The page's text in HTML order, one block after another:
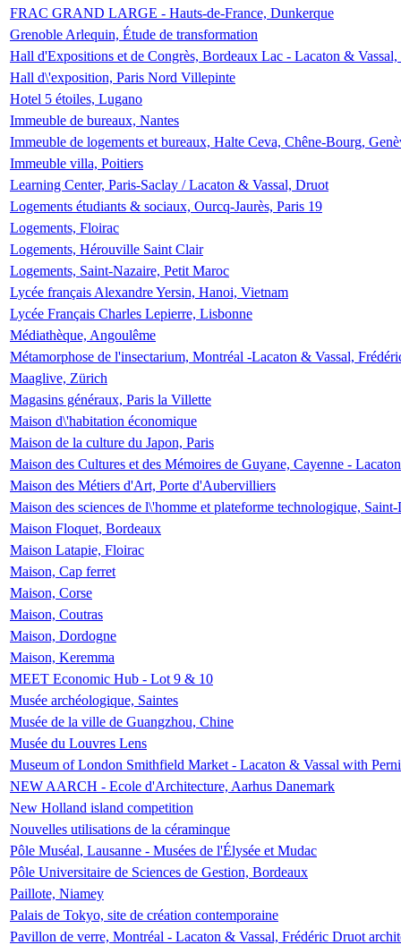
FRAC GRAND LARGE - Hauts-de-France, Dunkerque
Grenoble Arlequin, Étude de transformation
Hall d'Expositions et de Congrès, Bordeaux Lac - Lacaton &
Hall d\'exposition, Paris Nord Villepinte
Hotel 5 étoiles, Lugano
Immeuble de bureaux, Nantes
Immeuble de logements et bureaux, Halte Ceva, Chêne-Bourg,
Immeuble villa, Poitiers
Learning Center, Paris-Saclay / Lacaton & Vassal, Druot
Logements étudiants & sociaux, Ourcq-Jaurès, Paris 19
Logements, Floirac
Logements, Hérouville Saint Clair
Logements, Saint-Nazaire, Petit Maroc
Lycée français Alexandre Yersin, Hanoi, Vietnam
Lycée Français Charles Lepierre, Lisbonne
Médiathèque, Angoulême
Métamorphose de l'insectarium, Montréal -Lacaton & Vassal,
Maaglive, Zürich
Magasins généraux, Paris la Villette
Maison d\'habitation économique
Maison de la culture du Japon, Paris
Maison des Cultures et des Mémoires de Guyane, Cayenne -
Maison des Métiers d'Art, Porte d'Aubervilliers
Maison des sciences de l\'homme et plateforme technologique,
Maison Floquet, Bordeaux
Maison Latapie, Floirac
Maison, Cap ferret
Maison, Corse
Maison, Coutras
Maison, Dordogne
Maison, Keremma
MEET Economic Hub - Lot 9 & 10
Musée archéologique, Saintes
Musée de la ville de Guangzhou, Chine
Musée du Louvres Lens
Museum of London Smithfield Market - Lacaton & Vassal with
NEW AARCH - Ecole d'Architecture, Aarhus Danemark
New Holland island competition
Nouvelles utilisations de la céraminque
Pôle Muséal, Lausanne - Musées de l'Élysée et Mudac
Pôle Universitaire de Sciences de Gestion, Bordeaux
Paillote, Niamey
Palais de Tokyo, site de création contemporaine
Pavillon de verre, Montréal - Lacaton & Vassal, Frédéric Druot